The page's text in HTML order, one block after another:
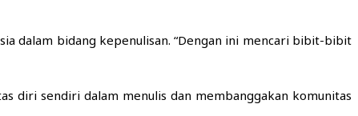
dalam bidang kepenulisan. “Dengan ini mencari bibit-bibit
diri sendiri dalam menulis dan membanggakan komunitas